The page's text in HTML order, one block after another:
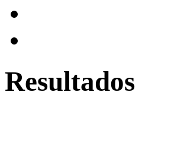
Resultados